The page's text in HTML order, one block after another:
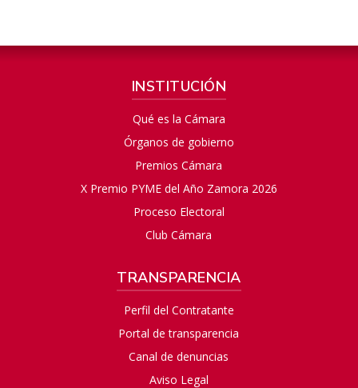
INSTITUCIÓN
Qué es la Cámara
Órganos de gobierno
Premios Cámara
X Premio PYME del Año Zamora 2026
Proceso Electoral
Club Cámara
TRANSPARENCIA
Perfil del Contratante
Portal de transparencia
Canal de denuncias
Aviso Legal